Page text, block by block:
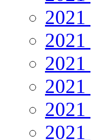
2021
2021
2021
2021
2021
2021